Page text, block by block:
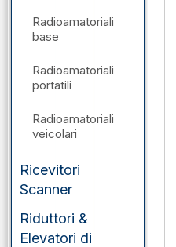
Radioamatoriali
base
Radioamatoriali
portatili
Radioamatoriali
veicolari
Ricevitori
Scanner
Riduttori &
Elevatori di